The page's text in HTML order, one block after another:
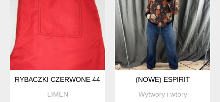
RYBACZKI CZERWONE 44/46
LIMEN
(NOWE) ESPIRIT
Wytwory i wtóry